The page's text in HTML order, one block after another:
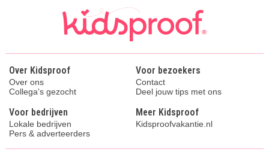
Over Kidsproof
Over ons
Collega's gezocht
Voor bezoekers
Contact
Deel jouw tips met ons
Voor bedrijven
Lokale bedrijven
Pers & adverteerders
Meer Kidsproof
Kidsproofvakantie.nl